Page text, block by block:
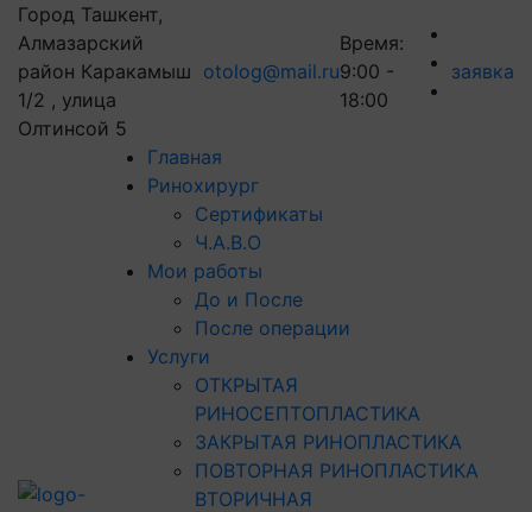
Город Ташкент,
Алмазарский
район Каракамыш
1/2 , улица
Олтинсой 5
otolog@mail.ru
Время:
9:00 -
18:00
заявка
Главная
Ринохирург
Сертификаты
Ч.А.В.О
Мои работы
До и После
После операции
Услуги
ОТКРЫТАЯ
РИНОСЕПТОПЛАСТИКА
ЗАКРЫТАЯ РИНОПЛАСТИКА
ПОВТОРНАЯ РИНОПЛАСТИКА
ВТОРИЧНАЯ